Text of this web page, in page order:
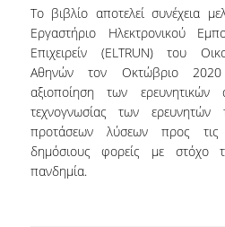
ΜΑΘΗΜΑΤΑ ΠΟΥ
ΤΜΗΜΑ
ΣΥΝΕΡΓΑΖΟΜΕΝΑ
ΑΝΑΚΟΙΝΩΣΕΙΣ
ΕΓΓΡΑΦΑ -
Το βιβλίο αποτελεί συνέχεια
Εργαστήριο Ηλεκτρονικού
Επιχειρείν (ELTRUN) του
Αθηνών τον Οκτώβριο
αξιοποίηση των ερευνητικών
τεχνογνωσίας των
προτάσεων λύσεων προς τις
δημόσιους φορείς με
πανδημία.